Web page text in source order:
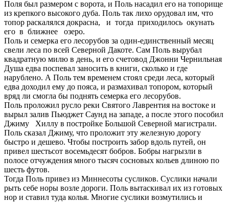
Поля был размером с ворота, и Поль насадил его на топорище
из крепкого высокого дуба. Поль так лихо орудовал им, что
топор раскалялся докрасна, и тогда приходилось окунать
его в ближнее озеро.
Поль и семерка его лесорубов за один-единственный месяц
свели леса по всей Северной Дакоте. Сам Поль вырубал
квадратную милю в день, и его счетовод Джонни Чернильная
Душа едва поспевал заносить в книги, сколько и где
нарублено. А Поль тем временем стоял среди леса, который
едва доходил ему до пояса, и размахивал топором, который
вряд ли смогла бы поднять семерка его лесорубов.
Поль проложил русло реки Святого Лаврентия на востоке и
вырыл залив Пьюджет Саунд на западе, а после этого пособил
Джиму Хиллу в постройке Большой Северной магистрали.
Поль сказал Джиму, что проложит эту железную дорогу
быстро и дешево. Чтобы построить забор вдоль путей, он
привел шестьсот восемьдесят бобров. Бобры нагрызли в
полосе отчуждения много тысяч сосновых кольев длиною по
шесть футов.
Тогда Поль привез из Миннесоты сусликов. Суслики начали
рыть себе норы возле дороги. Поль вытаскивал их из готовых
нор и ставил туда колья. Многие суслики возмутились и